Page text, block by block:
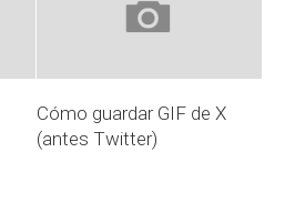
Cómo guardar GIF de X
(antes Twitter)